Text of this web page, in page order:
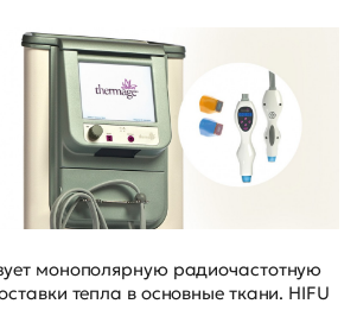
монополярную радиочастотную
тепла в основные ткани. HIFU